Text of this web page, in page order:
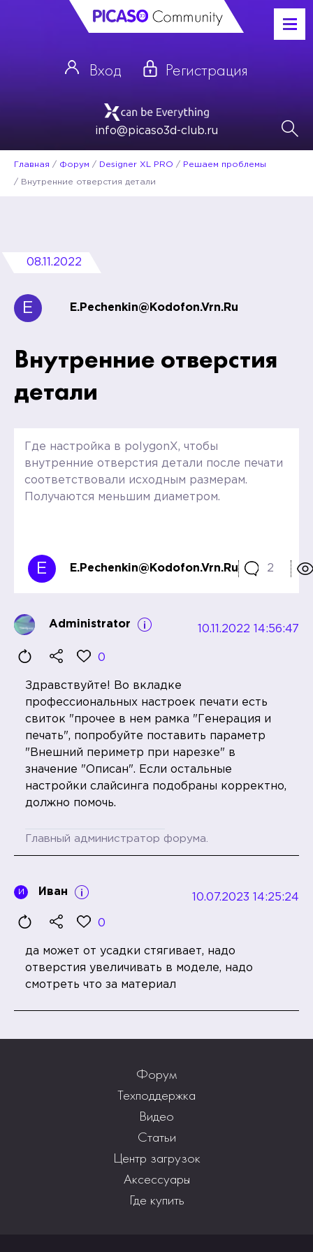
Вход Регистрация
info@picaso3d-club.ru
Главная / Форум / Designer XL PRO / Решаем проблемы
/ Внутренние отверстия детали
08.11.2022
E E.pechenkin@kodofon.vrn.ru
Внутренние отверстия
детали
Где настройка в polygonX, чтобы
внутренние отверстия детали после печати
соответствовали исходным размерам.
Получаются меньшим диаметром.
E E.pechenkin@kodofon.vrn.ru 2
Administrator 10.11.2022 14:56:47
0
Здравствуйте! Во вкладке
профессиональных настроек печати есть
свиток "прочее в нем рамка "Генерация и
печать", попробуйте поставить параметр
"Внешний периметр при нарезке" в
значение "Описан". Если остальные
настройки слайсинга подобраны корректно,
должно помочь.
Главный администратор форума.
И Иван 10.07.2023 14:25:24
0
да может от усадки стягивает, надо
отверстия увеличивать в моделе, надо
смотреть что за материал
Форум
Техподдержка
Видео
Статьи
Центр загрузок
Аксессуары
Где купить